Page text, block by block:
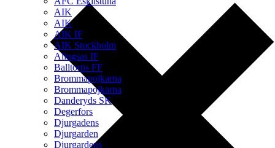
AIK
AIK
AIK IF
AIK Stockholm
Alingsas IF
Balltorps FF
Brommapojkarna
Brommapojkarna
Danderyds SK
Degerfors
Djurgadens
Djurgarden
Djurgardens